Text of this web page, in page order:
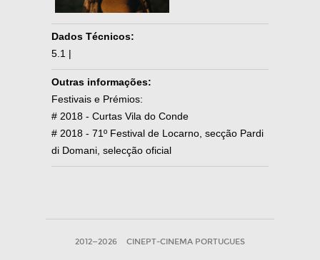
Dados Técnicos:
5.1 |
Outras informações:
Festivais e Prémios:
# 2018 - Curtas Vila do Conde
# 2018 - 71º Festival de Locarno, secção Pardi
di Domani, selecção oficial
2012—2026 CINEPT-CINEMA PORTUGUES